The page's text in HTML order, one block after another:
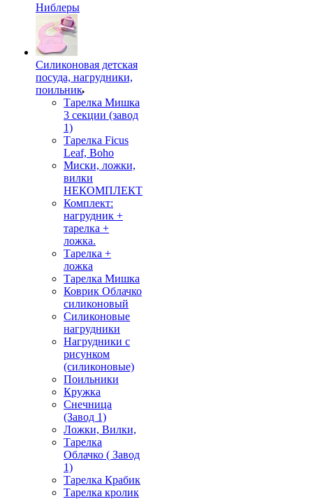
Ниблеры
Силиконовая детская
посуда, нагрудники,
поильник
Тарелка Мишка
3 секции (завод
1)
Тарелка Ficus
Leaf, Boho
Миски, ложки,
вилки
НЕКОМПЛЕКТ
Комплект:
нагрудник +
тарелка +
ложка.
Тарелка +
ложка
Тарелка Мишка
Коврик Облачко
силиконовый
Силиконовые
нагрудники
Нагрудники с
рисунком
(силиконовые)
Поильники
Кружка
Снечница
(Завод 1)
Ложки, Вилки,
Тарелка
Облачко ( Завод
1)
Тарелка Крабик
Тарелка кролик